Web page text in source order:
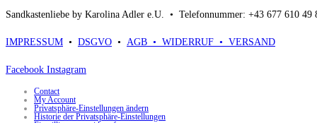
Sandkastenliebe by Karolina Adler e.U. • Telefonnummer: +43 677 610
IMPRESSUM • DSGVO • AGB • WIDERRUF • VERSAND
Facebook Instagram
Contact
My Account
Privatsphäre-Einstellungen ändern
Historie der Privatsphäre-Einstellungen